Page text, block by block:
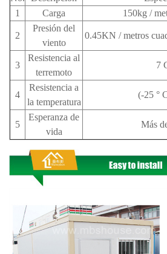
1
Carga 150kg /
2
Presión del
viento
0.45KN / metros
3
Resistencia al
terremoto
7
4
Resistencia a
la temperatura
(-25 °
5
Esperanza de
vida
Más